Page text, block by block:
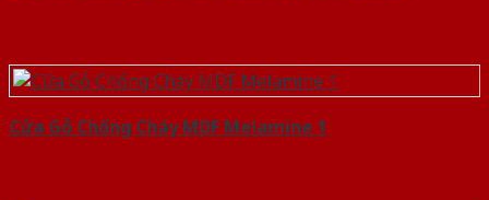
Cửa Gỗ Chống Cháy MDF Melamine 1